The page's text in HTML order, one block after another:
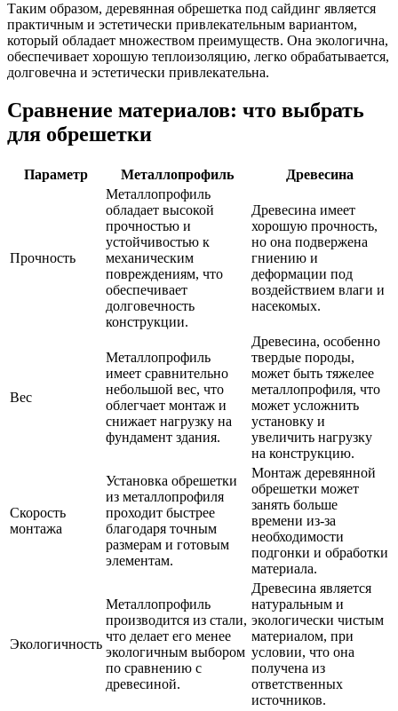
Таким образом, деревянная обрешетка под сайдинг является
практичным и эстетически привлекательным вариантом,
который обладает множеством преимуществ. Она экологична,
обеспечивает хорошую теплоизоляцию, легко обрабатывается,
долговечна и эстетически привлекательна.
Сравнение материалов: что выбрать
для обрешетки
Параметр Металлопрофиль Древесина
Прочность
Металлопрофиль
обладает высокой
прочностью и
устойчивостью к
механическим
повреждениям, что
обеспечивает
долговечность
конструкции.
Древесина имеет
хорошую прочность,
но она подвержена
гниению и
деформации под
воздействием влаги и
насекомых.
Вес
Металлопрофиль
имеет сравнительно
небольшой вес, что
облегчает монтаж и
снижает нагрузку на
фундамент здания.
Древесина, особенно
твердые породы,
может быть тяжелее
металлопрофиля, что
может усложнить
установку и
увеличить нагрузку
на конструкцию.
Скорость
монтажа
Установка обрешетки
из металлопрофиля
проходит быстрее
благодаря точным
размерам и готовым
элементам.
Монтаж деревянной
обрешетки может
занять больше
времени из-за
необходимости
подгонки и обработки
материала.
Экологичность
Металлопрофиль
производится из стали,
что делает его менее
экологичным выбором
по сравнению с
древесиной.
Древесина является
натуральным и
экологически чистым
материалом, при
условии, что она
получена из
ответственных
источников.